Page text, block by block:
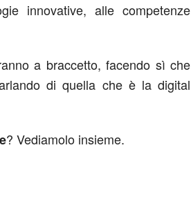
innovative, alle competenze
a braccetto, facendo sì che
di quella che è la digital
? Vediamolo insieme.